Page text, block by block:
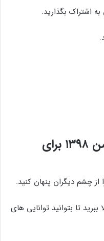
اشتراک بگذارید.
– فال روزانه در روز ۲۴ بهمن ۱۳۹۸ برای
از چشم دیگران پنهان کنید.
تا بتوانید توانایی های